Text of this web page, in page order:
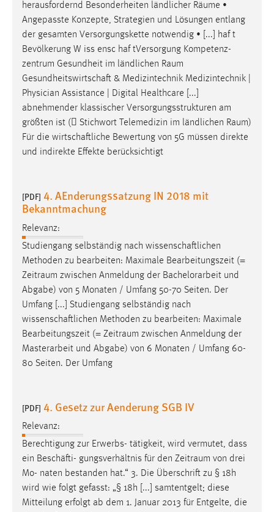
herausfordernd Besonderheiten ländlicher Räume •
Angepasste Konzepte, Strategien und Lösungen entlang
der gesamten Versorgungskette notwendig • [...] haf t
Bevölkerung W iss ensc haf tVersorgung Kompetenz-
zentrum Gesundheit im ländlichen Raum
Gesundheitswirtschaft & Medizintechnik Medizintechnik |
Physician Assistance | Digital Healthcare [...]
abnehmender klassischer Versorgungsstrukturen am
größten ist ( Stichwort Telemedizin im ländlichen Raum)
Für die wirtschaftliche Bewertung von 5G müssen direkte
und indirekte Effekte berücksichtigt
[PDF] 4. AEnderungssatzung IN 2018 mit
Bekanntmachung
Relevanz:
Studiengang selbständig nach wissenschaftlichen
Methoden zu bearbeiten: Maximale Bearbeitungszeit (=
Zeitraum zwischen Anmeldung der Bachelorarbeit und
Abgabe) von 5 Monaten / Umfang 50-70 Seiten. Der
Umfang [...] Studiengang selbständig nach
wissenschaftlichen Methoden zu bearbeiten: Maximale
Bearbeitungszeit (= Zeitraum zwischen Anmeldung der
Masterarbeit und Abgabe) von 6 Monaten / Umfang 60-
80 Seiten. Der Umfang
[PDF] 4. Gesetz zur Aenderung SGB IV
Relevanz:
Berechtigung zur Erwerbs- tätigkeit, wird vermutet, dass
ein Beschäfti- gungsverhältnis für den Zeitraum von drei
Mo- naten bestanden hat.“ 3. Die Überschrift zu § 18h
wird wie folgt gefasst: „§ 18h [...] samtentgelt; diese
Mitteilung erfolgt ab dem 1. Januar 2013 für Entgelte, die
Chat
Name:
MibewSessionID, MIBEW_UserID, mibew_locale, mibew-
chat-frame-style-5e9dbeb1811c0446
Zweck:
Wird benötigt um die Chatfunktion nutzen zu können.
Cookie Laufzeit:
MibewSessionID, mibew-chat-frame-style-
Login
fe_user, be_user, be_lastLoginProvider
Zweck:
Dieser Cookie ist notwendig um sich an der Website
einloggen zu können.
Cookie Laufzeit:
24 Stunden
Statistik Cookies erfassen Informationen anonym.
unsere Besucher unsere Website nutzen.
Matomo
Name:
_pk_ref, _pk_cvar, _pk_id, _pk_ses